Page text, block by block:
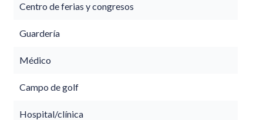
Centro de ferias y congresos
Guardería
Médico
Campo de golf
Hospital/clínica